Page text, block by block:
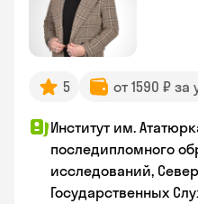
5 от 1590 ₽ за
Институт им.
последипломного
исследований,
Государственных